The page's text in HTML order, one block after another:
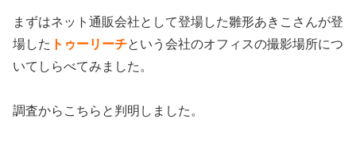
まずはネット通販会社として登場した雛形あきこさんが登
場した トゥーリーチという会社のオフィスの撮影場所につ
いてしらべてみました。
調査からこちらと判明しました。